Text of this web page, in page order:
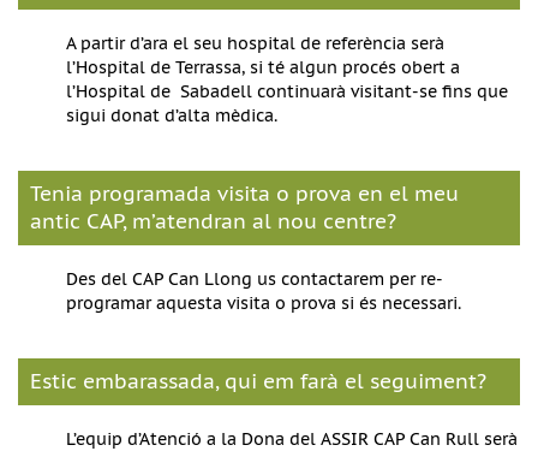
A partir d’ara el seu hospital de referència serà
l’Hospital de Terrassa, si té algun procés obert a
l’Hospital de Sabadell continuarà visitant-se fins que
sigui donat d’alta mèdica.
Tenia programada visita o prova en el meu
antic CAP, m’atendran al nou centre?
Des del CAP Can Llong us contactarem per re-
programar aquesta visita o prova si és necessari.
Estic embarassada, qui em farà el seguiment?
L’equip d’Atenció a la Dona del ASSIR CAP Can Rull serà